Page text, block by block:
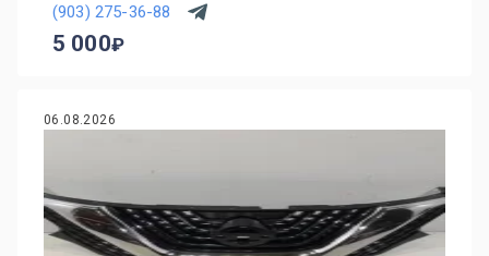
(903) 275-36-88
5 000
06.08.2026